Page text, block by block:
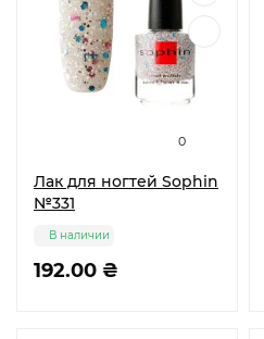
0
Лак для ногтей Sophin
№331
192.00 ₴
В наличии